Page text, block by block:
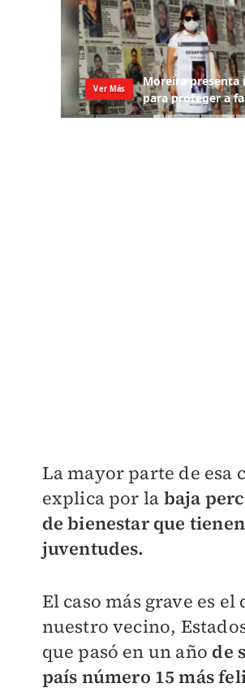
La mayor parte de esa
explica por la baja
de bienestar que
juventudes.
El caso más grave es el
nuestro vecino,
que pasó en un año de
país número 15 más